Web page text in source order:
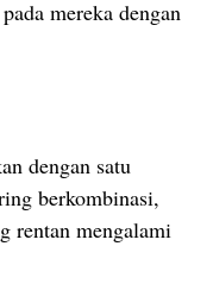
mereka dengan
dengan satu
berkombinasi,
rentan mengalami